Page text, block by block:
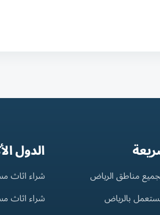
مناطق الرياض
بالرياض
الدول
شراء اثاث
شراء اثاث